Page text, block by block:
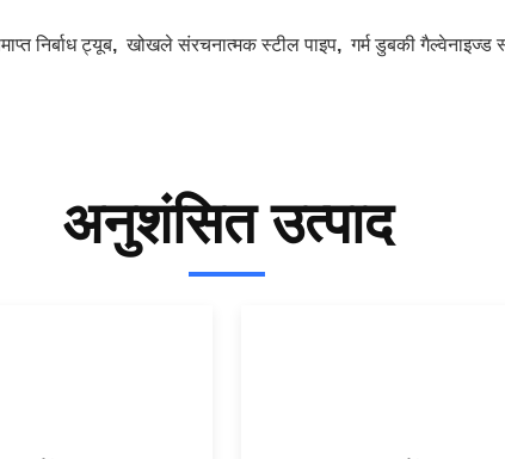
निर्बाध ट्यूब,खोखले संरचनात्मक स्टील पाइप,गर्म डुबकी गैल्वेनाइज्ड
अनुशंसित उत्पाद